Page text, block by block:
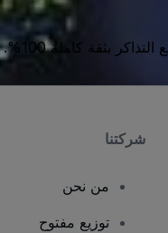
بثقة كاملة 100%.
شركتنا
من نحن
توزيع مفتوح